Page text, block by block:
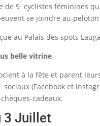
de 9 cyclistes féminines
se joindre au
au Palais des spots
belle vitrine
à la fête et parent
(Facebook et
cadeaux.
3 Juillet